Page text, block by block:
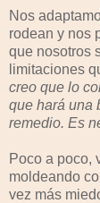
Nos
rodean y nos
que nosotros
limitaciones
creo que lo
que hará una
remedio. Es
Poco a poco,
moldeando
vez más